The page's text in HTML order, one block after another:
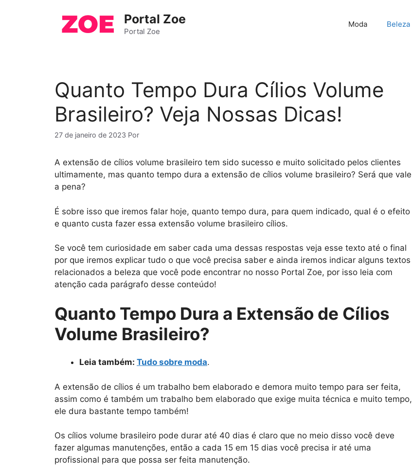
Portal Zoe
Portal Zoe
Moda Beleza
Quanto Tempo Dura Cílios Volume
Brasileiro? Veja Nossas Dicas!
27 de janeiro de 2023 Por
A extensão de cílios volume brasileiro tem sido sucesso e muito solicitado pelos clientes
ultimamente, mas quanto tempo dura a extensão de cílios volume brasileiro? Será que vale
a pena?
É sobre isso que iremos falar hoje, quanto tempo dura, para quem indicado, qual é o efeito
e quanto custa fazer essa extensão volume brasileiro cílios.
Se você tem curiosidade em saber cada uma dessas respostas veja esse texto até o final
por que iremos explicar tudo o que você precisa saber e ainda iremos indicar alguns textos
relacionados a beleza que você pode encontrar no nosso Portal Zoe, por isso leia com
atenção cada parágrafo desse conteúdo!
Quanto Tempo Dura a Extensão de Cílios
Volume Brasileiro?
Leia também: Tudo sobre moda.
A extensão de cílios é um trabalho bem elaborado e demora muito tempo para ser feita,
assim como é também um trabalho bem elaborado que exige muita técnica e muito tempo,
ele dura bastante tempo também!
Os cílios volume brasileiro pode durar até 40 dias é claro que no meio disso você deve
fazer algumas manutenções, então a cada 15 em 15 dias você precisa ir até uma
profissional para que possa ser feita manutenção.